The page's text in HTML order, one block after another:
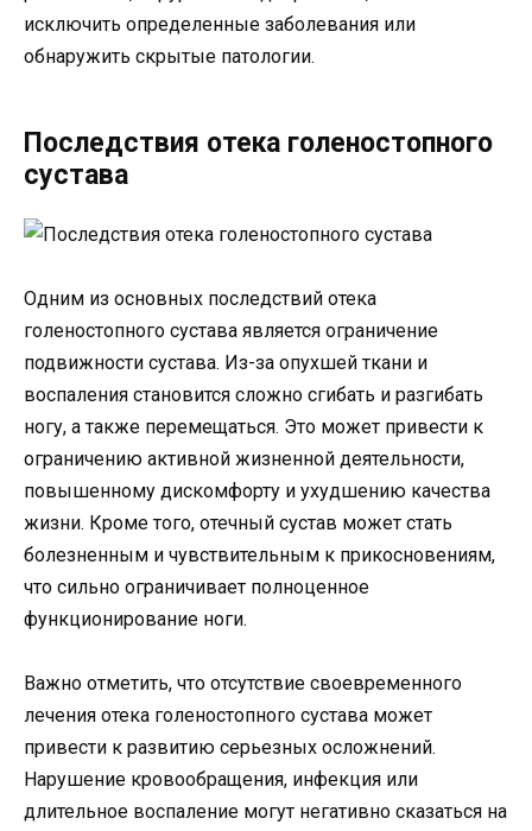
исключить определенные заболевания или
обнаружить скрытые патологии.
Последствия отека голеностопного
сустава
Одним из основных последствий отека
голеностопного сустава является ограничение
подвижности сустава. Из-за опухшей ткани и
воспаления становится сложно сгибать и разгибать
ногу, а также перемещаться. Это может привести к
ограничению активной жизненной деятельности,
повышенному дискомфорту и ухудшению качества
жизни. Кроме того, отечный сустав может стать
болезненным и чувствительным к прикосновениям,
что сильно ограничивает полноценное
функционирование ноги.
Важно отметить, что отсутствие своевременного
лечения отека голеностопного сустава может
привести к развитию серьезных осложнений.
Нарушение кровообращения, инфекция или
длительное воспаление могут негативно сказаться на